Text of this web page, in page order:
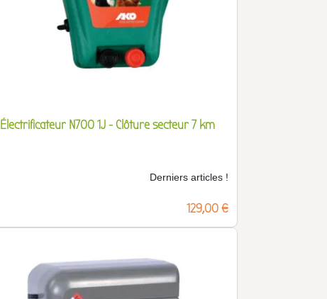
Électrificateur N700 1J - Clôture secteur 7 km
Derniers articles !
Prix
129,00 €